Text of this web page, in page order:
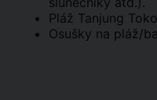
Pláž Tanjung
Osušky na pláž/